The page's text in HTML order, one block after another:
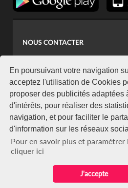
En poursuivant votre navigation
acceptez l'utilisation de Cookies
proposer des publicités adaptées
d'intérêts, pour réaliser des
navigation, et pour faciliter le
d'information sur les réseaux
Pour en savoir plus et paramétrer
cliquer ici
J'accepte
NOUS CONTACTER
koaci@yahoo.fr
+225 07 08 85 52 93
NEWSLETTER
Restez connecté via notre newsletter
S'abonner
Se désabonner